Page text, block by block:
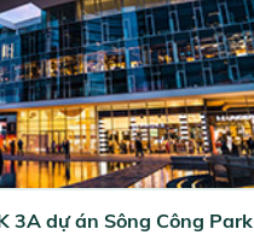
3A dự án Sông Công Park